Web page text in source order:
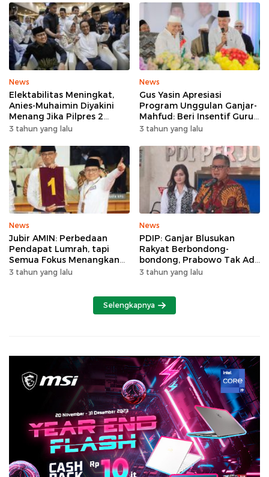
News
Elektabilitas Meningkat,
Anies-Muhaimin Diyakini
Menang Jika Pilpres 2
Putaran
3 tahun yang lalu
News
Gus Yasin Apresiasi
Program Unggulan Ganjar-
Mahfud: Beri Insentif Guru
Agama
3 tahun yang lalu
News
Jubir AMIN: Perbedaan
Pendapat Lumrah, tapi
Semua Fokus Menangkan
Anies-Muhaimin
3 tahun yang lalu
News
PDIP: Ganjar Blusukan
Rakyat Berbondong-
bondong, Prabowo Tak Ada
yang Datang
3 tahun yang lalu
Selengkapnya